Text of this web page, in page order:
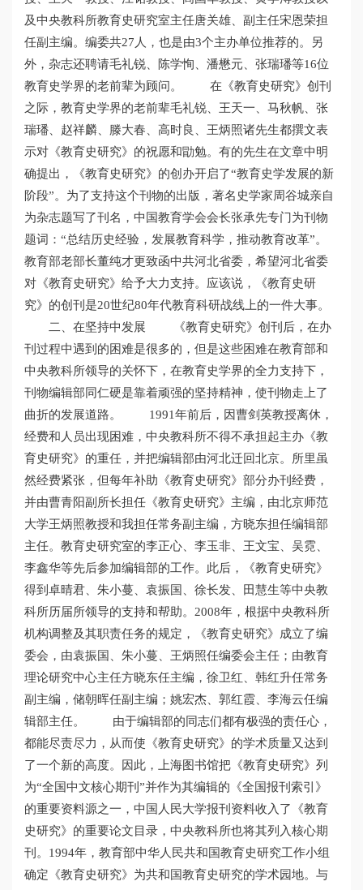
及中央教科所教育史研究室主任唐关雄、副主任宋恩荣担
任副主编。编委共27人，也是由3个主办单位推荐的。另
外，杂志还聘请毛礼锐、陈学恂、潘懋元、张瑞璠等16位
教育史学界的老前辈为顾问。 在《教育史研究》创刊
之际，教育史学界的老前辈毛礼锐、王天一、马秋帆、张
瑞璠、赵祥麟、滕大春、高时良、王炳照诸先生都撰文表
示对《教育史研究》的祝愿和勖勉。有的先生在文章中明
确提出，《教育史研究》的创办开启了“教育史学发展的新
阶段”。为了支持这个刊物的出版，著名史学家周谷城亲自
为杂志题写了刊名，中国教育学会会长张承先专门为刊物
题词：“总结历史经验，发展教育科学，推动教育改革”。
教育部老部长董纯才更致函中共河北省委，希望河北省委
对《教育史研究》给予大力支持。应该说，《教育史研
究》的创刊是20世纪80年代教育科研战线上的一件大事。
二、在坚持中发展 《教育史研究》创刊后，在办
刊过程中遇到的困难是很多的，但是这些困难在教育部和
中央教科所领导的关怀下，在教育史学界的全力支持下，
刊物编辑部同仁硬是靠着顽强的坚持精神，使刊物走上了
曲折的发展道路。 1991年前后，因曹剑英教授离休，
经费和人员出现困难，中央教科所不得不承担起主办《教
育史研究》的重任，并把编辑部由河北迁回北京。所里虽
然经费紧张，但每年补助《教育史研究》部分办刊经费，
并由曹青阳副所长担任《教育史研究》主编，由北京师范
大学王炳照教授和我担任常务副主编，方晓东担任编辑部
主任。教育史研究室的李正心、李玉非、王文宝、吴霓、
李鑫华等先后参加编辑部的工作。此后，《教育史研究》
得到卓晴君、朱小蔓、袁振国、徐长发、田慧生等中央教
科所历届所领导的支持和帮助。2008年，根据中央教科所
机构调整及其职责任务的规定，《教育史研究》成立了编
委会，由袁振国、朱小蔓、王炳照任编委会主任；由教育
理论研究中心主任方晓东任主编，徐卫红、韩红升任常务
副主编，储朝晖任副主编；姚宏杰、郭红霞、李海云任编
辑部主任。 由于编辑部的同志们都有极强的责任心，
都能尽责尽力，从而使《教育史研究》的学术质量又达到
了一个新的高度。因此，上海图书馆把《教育史研究》列
为“全国中文核心期刊”并作为其编辑的《全国报刊索引》
的重要资料源之一，中国人民大学报刊资料收入了《教育
史研究》的重要论文目录，中央教科所也将其列入核心期
刊。1994年，教育部中华人民共和国教育史研究工作小组
确定《教育史研究》为共和国教育史研究的学术园地。与